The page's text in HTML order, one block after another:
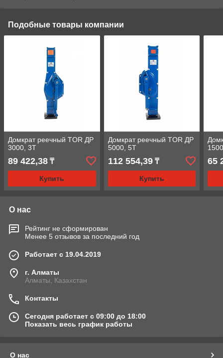
Подобные товары компании
Домкрат реечный TOR ДР
3000, 3Т
89 422,38 ₸
Купить
Домкрат реечный TOR ДР
5000, 5Т
112 554,39₸
Купить
65
О нас
Рейтинг не сформирован
Менее 5 отзывов за последний год
Работает с 19.04.2019
г. Алматы
Алматы, Казахстан
Контакты
Сегодня работает с 09:00 до 18:00
Показать весь график работы
О нас